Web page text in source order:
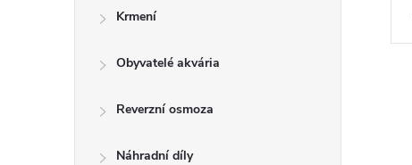
Krmení
Obyvatelé akvária
Reverzní osmoza
Náhradní díly
k
u